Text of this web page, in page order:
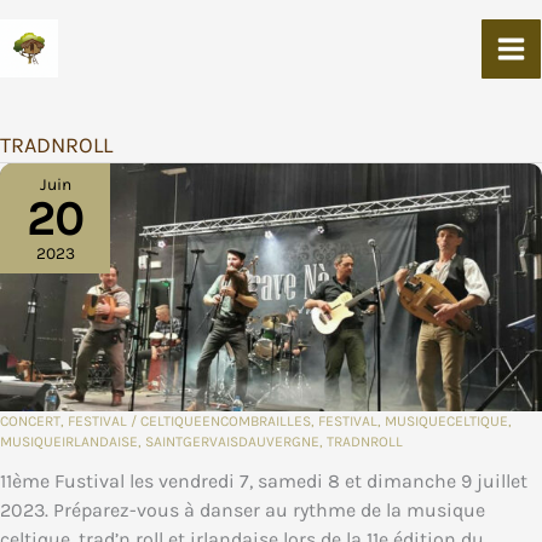
Au
TRADNROLL
Juin
20
2023
CONCERT FESTIVAL / CELTIQUEENCOMBRAILLES FESTIVAL MUSIQUECELTIQUE
MUSIQUEIRLANDAISE SAINTGERVAISDAUVERGNE TRADNROLL
11ème Fustival les vendredi 7, samedi 8 et dimanche 9 juillet
2023. Préparez-vous à danser au rythme de la musique